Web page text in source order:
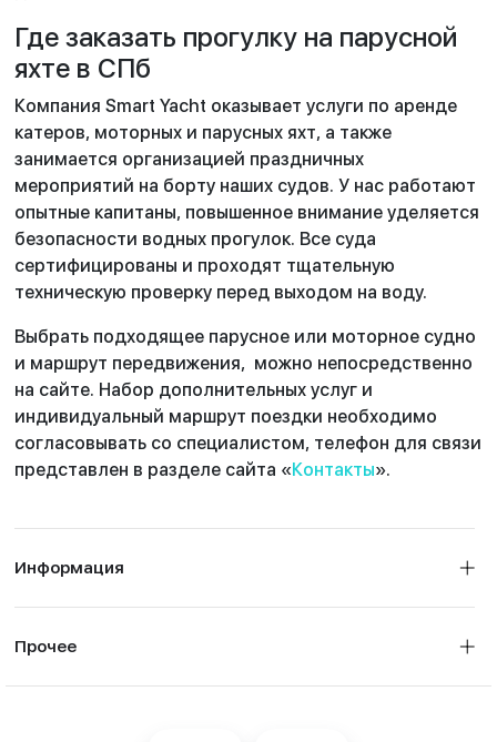
Где заказать прогулку на парусной
яхте в СПб
Компания Smart Yacht оказывает услуги по аренде
катеров, моторных и парусных яхт, а также
занимается организацией праздничных
мероприятий на борту наших судов. У нас работают
опытные капитаны, повышенное внимание уделяется
безопасности водных прогулок. Все суда
сертифицированы и проходят тщательную
техническую проверку перед выходом на воду.
Выбрать подходящее парусное или моторное судно
и маршрут передвижения, можно непосредственно
на сайте. Набор дополнительных услуг и
индивидуальный маршрут поездки необходимо
согласовывать со специалистом, телефон для связи
представлен в разделе сайта «Контакты».
Информация
Прочее